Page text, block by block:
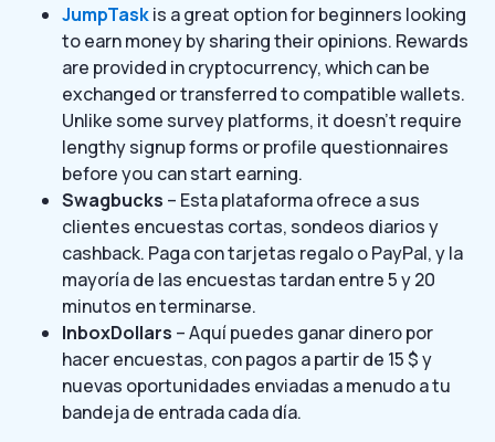
JumpTaskis a great option for beginners looking
to earn money by sharing their opinions. Rewards
are provided in cryptocurrency, which can be
exchanged or transferred to compatible wallets.
Unlike some survey platforms, it doesn’t require
lengthy signup forms or profile questionnaires
before you can start earning.
Swagbucks – Esta plataforma ofrece a sus
clientes encuestas cortas, sondeos diarios y
cashback. Paga con tarjetas regalo o PayPal, y la
mayoría de las encuestas tardan entre 5 y 20
minutos en terminarse.
InboxDollars – Aquí puedes ganar dinero por
hacer encuestas, con pagos a partir de 15 $ y
nuevas oportunidades enviadas a menudo a tu
bandeja de entrada cada día.